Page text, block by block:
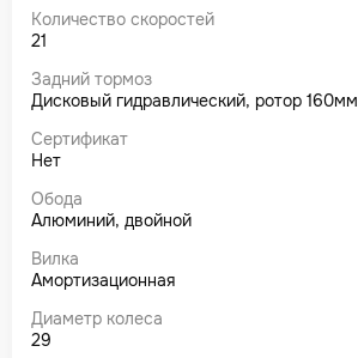
Количество скоростей
21
Задний тормоз
Дисковый гидравлический, ротор 160мм
Сертификат
Нет
Обода
Алюминий, двойной
Вилка
Амортизационная
Диаметр колеса
29